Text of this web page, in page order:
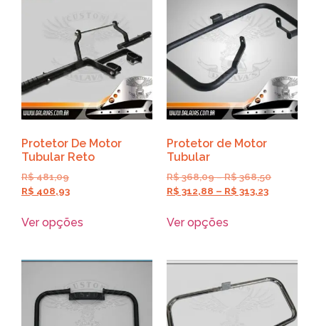
Protetor De Motor
Tubular Reto
R$481,09
R$ 408,93
Ver opções
Protetor de Motor
Tubular
R$368,09–R$368,50
R$ 312,88 – R$ 313,23
Ver opções